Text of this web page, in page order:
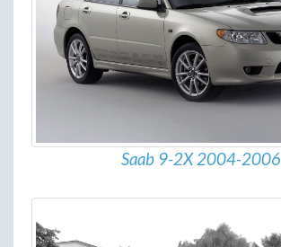
Saab 9-2X 2004-2006